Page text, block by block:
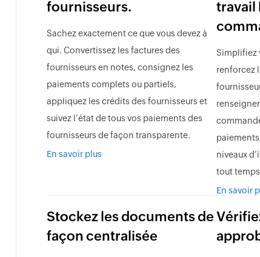
fournisseurs.
Sachez exactement ce que vous devez à
qui. Convertissez les factures des
fournisseurs en notes, consignez les
paiements complets ou partiels,
appliquez les crédits des fournisseurs et
suivez l’état de tous vos paiements des
fournisseurs de façon transparente.
En savoir plus
travail
Simplifiez
renforcez
niveaux
tout
En savoir
Stockez les documents de
façon centralisée